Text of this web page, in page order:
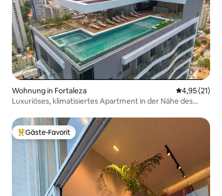
Wohnung in Fortaleza
4,95 (21)
Luxuriöses, klimatisiertes Apartment in der Nähe des
Beliebter Gäste-Favorit.
Gäste-Favorit